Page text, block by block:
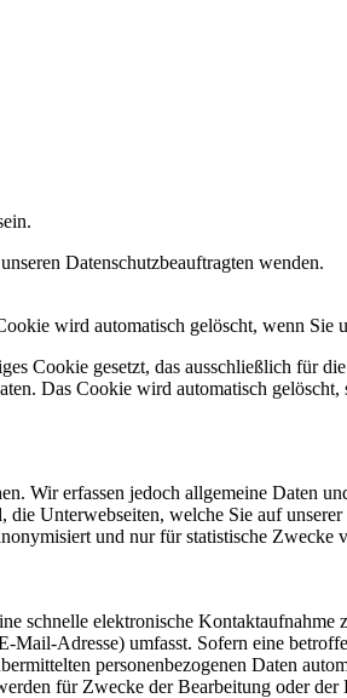
Datenschutzbeauftragten wenden.
wird automatisch gelöscht, wenn Sie
Cookie gesetzt, das ausschließlich für
Das Cookie wird automatisch gelöscht,
Wir erfassen jedoch allgemeine Daten
Unterwebseiten, welche Sie auf
und nur für statistische Zwecke
schnelle elektronische
Mail-Adresse) umfasst. Sofern eine
personenbezogenen Daten
für Zwecke der Bearbeitung oder